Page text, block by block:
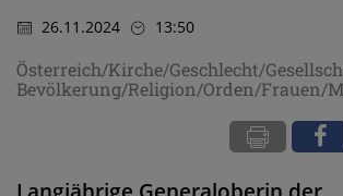
26.11.2024 13:50
Österreich/Kirche/Geschlecht/
Bevölkerung/Religion/Orden/Frauen/